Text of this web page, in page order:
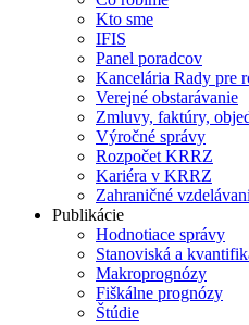
Kto sme
IFIS
Panel poradcov
Kancelária Rady pre
Verejné obstarávanie
Zmluvy, faktúry,
Výročné správy
Rozpočet KRRZ
Kariéra v KRRZ
Zahraničné
Publikácie
Hodnotiace správy
Stanoviská a
Makroprognózy
Fiškálne prognózy
Štúdie